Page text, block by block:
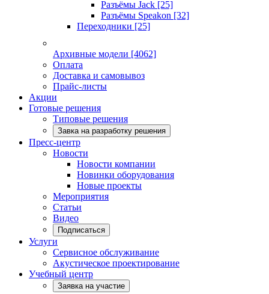
Разъёмы Jack [25]
Разъёмы Speakon [32]
Переходники [25]
Архивные модели [4062]
Оплата
Доставка и самовывоз
Прайс-листы
Акции
Готовые решения
Типовые решения
Завка на разработку решения
Пресс-центр
Новости
Новости компании
Новинки оборудования
Новые проекты
Мероприятия
Статьи
Видео
Подписаться
Услуги
Сервисное обслуживание
Акустическое проектирование
Учебный центр
Заявка на участие